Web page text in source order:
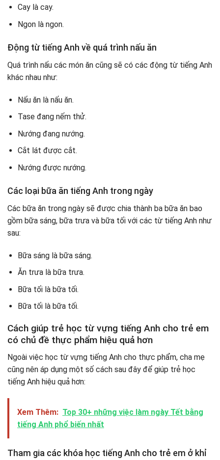
Cay là cay.
Ngon là ngon.
Động từ tiếng Anh về quá trình nấu ăn
Quá trình nấu các món ăn cũng sẽ có các động từ tiếng Anh
khác nhau như:
Nấu ăn là nấu ăn.
Tase đang nếm thử.
Nướng đang nướng.
Cắt lát được cắt.
Nướng được nướng.
Các loại bữa ăn tiếng Anh trong ngày
Các bữa ăn trong ngày sẽ được chia thành ba bữa ăn bao
gồm bữa sáng, bữa trưa và bữa tối với các từ tiếng Anh như
sau:
Bữa sáng là bữa sáng.
Ăn trưa là bữa trưa.
Bữa tối là bữa tối.
Bữa tối là bữa tối.
Cách giúp trẻ học từ vựng tiếng Anh cho trẻ em
có chủ đề thực phẩm hiệu quả hơn
Ngoài việc học từ vựng tiếng Anh cho thực phẩm, cha mẹ
cũng nên áp dụng một số cách sau đây để giúp trẻ học
tiếng Anh hiệu quả hơn:
Xem Thêm: Top 30+ những việc làm ngày Tết bằng
tiếng Anh phổ biến nhất
Tham gia các khóa học tiếng Anh cho trẻ em ở khỉ